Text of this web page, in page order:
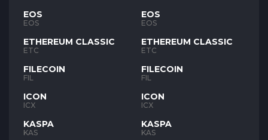
EOS
EOS
ETHEREUM CLASSIC
ETC
FILECOIN
FIL
ICON
ICX
KASPA
KAS
EOS
EOS
ETHEREUM CLASSIC
ETC
FILECOIN
FIL
ICON
ICX
KASPA
KAS